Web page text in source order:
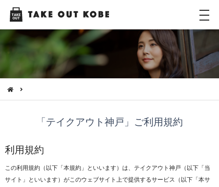
メ
ニ
ュ
「テイクアウト神戸」ご利用規約
利用規約
この利用規約（以下「本規約」といいます）は、テイクアウト神戸（以下「当
サイト」といいます）がこのウェブサイト上で提供するサービス（以下「本サ